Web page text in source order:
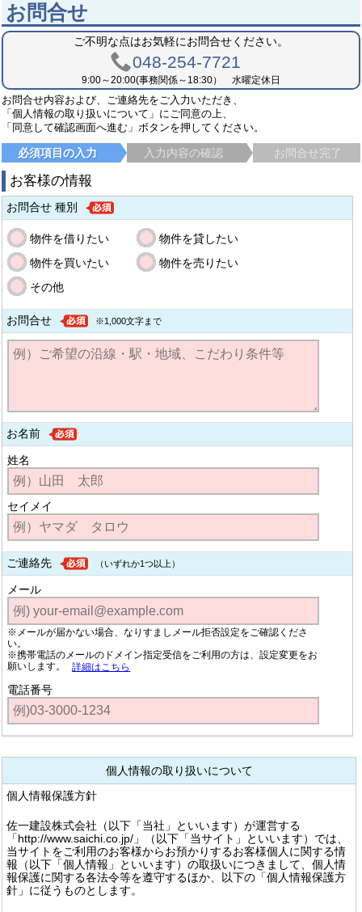
お問合せ
ご不明な点はお気軽にお問合せください。
048-254-7721
9:00～20:00(事務関係～18:30） 水曜定休日
お問合せ内容および、ご連絡先をご入力いただき、
「個人情報の取り扱いについて」にご同意の上、
「同意して確認画面へ進む」ボタンを押してください。
必須項目の入力 入力内容の確認 お問合せ完了
お客様の情報
お問合せ 種別
物件を借りたい
物件を貸したい
物件を買いたい
物件を売りたい
その他
お問合せ ※1,000文字まで
お名前
姓名
セイメイ
ご連絡先 （いずれか1つ以上）
メール
※メールが届かない場合、なりすましメール拒否設定をご確認くださ
い。
※携帯電話のメールのドメイン指定受信をご利用の方は、設定変更をお
願いします。
詳細はこちら
電話番号
個人情報の取り扱いについて
個人情報保護方針
佐一建設株式会社（以下「当社」といいます）が運営する
「http://www.saichi.co.jp/」（以下「当サイト」といいます）では、
当サイトをご利用のお客様からお預かりするお客様個人に関する情
報（以下「個人情報」といいます）の取扱いにつきまして、個人情
報保護に関する各法令等を遵守するほか、以下の「個人情報保護方
針」に従うものとします。